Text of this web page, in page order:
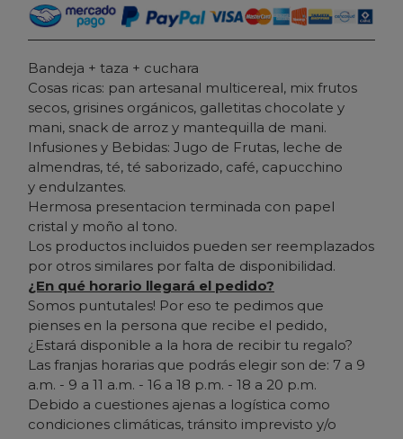
Bandeja + taza + cuchara
Cosas ricas: pan artesanal multicereal, mix frutos
secos, grisines orgánicos, galletitas chocolate y
mani, snack de arroz y mantequilla de mani.
Infusiones y Bebidas: Jugo de Frutas, leche de
almendras, té, té saborizado, café, capucchino
y endulzantes.
Hermosa presentacion terminada con papel
cristal y moño al tono.
Los productos incluidos pueden ser reemplazados
por otros similares por falta de disponibilidad.
¿En qué horario llegará el pedido?
Somos puntutales! Por eso te pedimos que
pienses en la persona que recibe el pedido,
¿Estará disponible a la hora de recibir tu regalo?
Las franjas horarias que podrás elegir son de: 7 a 9
a.m. - 9 a 11 a.m. - 16 a 18 p.m. - 18 a 20 p.m.
Debido a cuestiones ajenas a logística como
condiciones climáticas, tránsito imprevisto y/o